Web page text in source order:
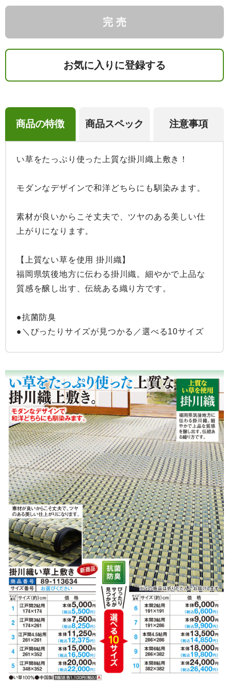
完 売
お気に入りに登録する
商品の特徴 商品スペック 注意事項
い草をたっぷり使った上質な掛川織上敷き！
モダンなデザインで和洋どちらにも馴染みます。
素材が良いからこそ丈夫で、ツヤのある美しい仕
上がりになります。
【上質ない草を使用 掛川織】
福岡県筑後地方に伝わる掛川織。細やかで上品な
質感を醸し出す、伝統ある織り方です。
●抗菌防臭
●＼ぴったりサイズが見つかる／選べる10サイズ